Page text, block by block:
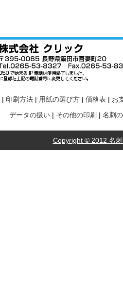
| 印刷方法 | 用紙の選び方 | 価格表 | お
データの扱い | その他の印刷 | 名刺
Copyright © 2012 名